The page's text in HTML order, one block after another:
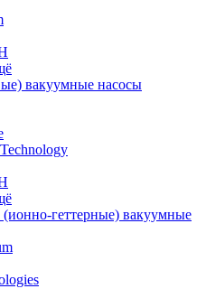
вакуумные насосы
геттерные) вакуумные